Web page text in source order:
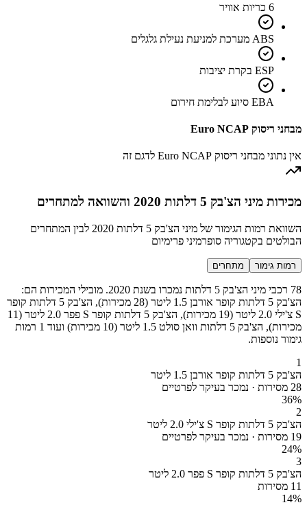
6 כריות אוויר
ABS מערכת למניעת נעילת גלגלים
ESP בקרת יציבות
EBA סיוע לבלימת חירום
מבחני ריסוק Euro NCAP
אין נתוני מבחני ריסוק Euro NCAP לדגם זה
מכירות מיני הצ'בק 5 דלתות 2020 והשוואה למתחרים
השוואת רמות הגימור של מיני הצ'בק 5 דלתות 2020 לבין המתחרים
הבולטים בקטגוריה סופרמיני פרימיום
רמות גימור מתחרים
78 רכבי מיני הצ'בק 5 דלתות נמכרו בשנת 2020. מובילי המכירות הם:
הצ'בק 5 דלתות קופר אורבן 1.5 ליטר (28 מכירות), הצ'בק 5 דלתות קופר
S צ'ילי 2.0 ליטר (19 מכירות), הצ'בק 5 דלתות קופר S פפר 2.0 ליטר (11
מכירות), הצ'בק 5 דלתות וואן סולט 1.5 ליטר (10 מכירות) ועוד 1 רמות
גימור נוספות.
1
הצ'בק 5 דלתות קופר אורבן 1.5 ליטר
28 מסירות · נמכר בעיקר לפרטיים
36%
2
הצ'בק 5 דלתות קופר S צ'ילי 2.0 ליטר
19 מסירות · נמכר בעיקר לפרטיים
24%
3
הצ'בק 5 דלתות קופר S פפר 2.0 ליטר
11 מסירות
14%